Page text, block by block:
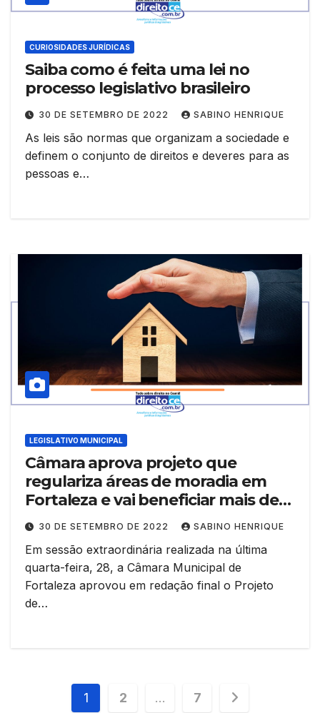
CURIOSIDADES JURÍDICAS
Saiba como é feita uma lei no
processo legislativo brasileiro
30 DE SETEMBRO DE 2022 SABINO HENRIQUE
As leis são normas que organizam a sociedade e
definem o conjunto de direitos e deveres para as
pessoas e…
LEGISLATIVO MUNICIPAL
Câmara aprova projeto que
regulariza áreas de moradia em
Fortaleza e vai beneficiar mais de
200 mil famílias
30 DE SETEMBRO DE 2022 SABINO HENRIQUE
Em sessão extraordinária realizada na última
quarta-feira, 28, a Câmara Municipal de
Fortaleza aprovou em redação final o Projeto
de…
Paginação
1 2 … 7